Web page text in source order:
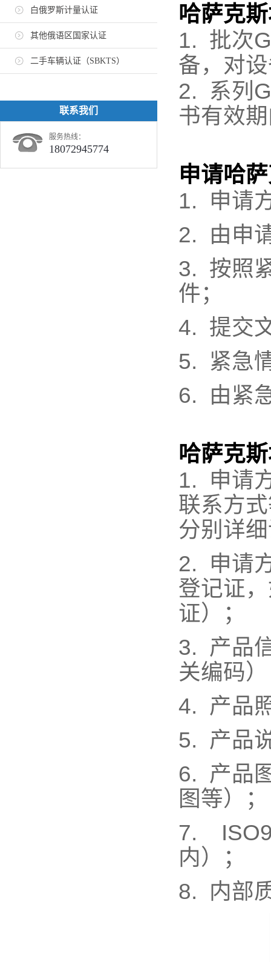
白俄罗斯计量认证
其他俄语区国家认证
二手车辆认证（SBKTS）
联系我们
服务热线：
18072945774
哈萨克
1. 批次
备，对
2. 系列
书有效
申请哈
1. 申请
2. 由申
3. 按照
件；
4. 提交
5. 紧急
6. 由紧
哈萨克
1. 申请
联系方
分别详
2. 申请
登记证
证）；
3. 产品
关编码
4. 产品
5. 产品
6. 产品
图等）；
7.
内）；
8. 内部